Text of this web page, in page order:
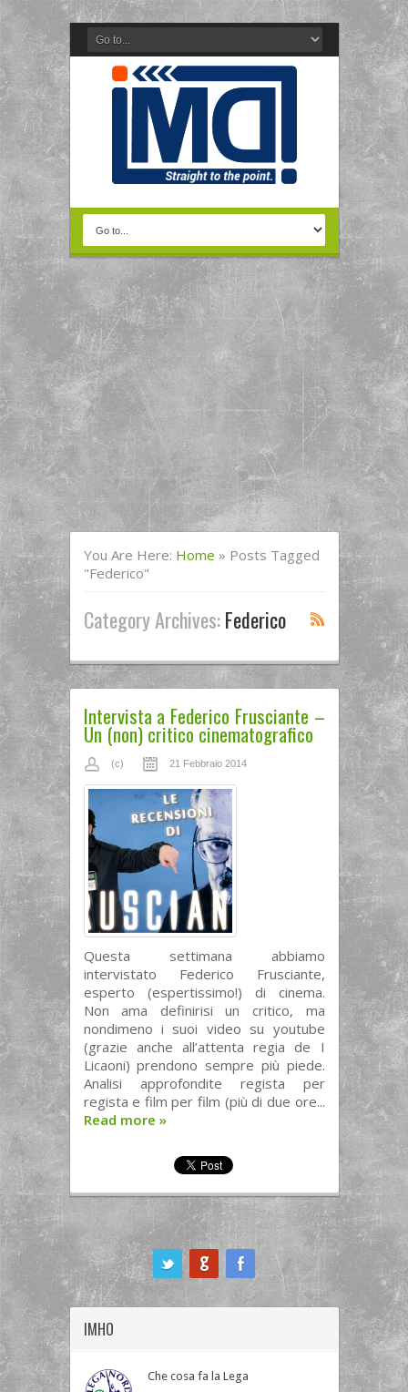
You Are Here: Home » Posts Tagged
"Federico"
Category Archives:Federico
Intervista a Federico Frusciante –
Un (non) critico cinematografico
(c) 21 Febbraio 2014
Questa settimana abbiamo
intervistato Federico Frusciante,
esperto (espertissimo!) di cinema.
Non ama definirisi un critico, ma
nondimeno i suoi video su youtube
(grazie anche all’attenta regia de I
Licaoni) prendono sempre più piede.
Analisi approfondite regista per
regista e film per film (più di due ore...
Read more »
IMHO
Che cosa fa la Lega